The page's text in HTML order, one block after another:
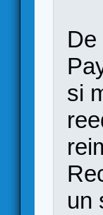
si
un